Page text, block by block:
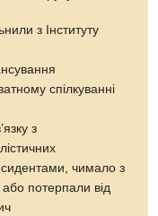
з Інституту
спілкуванні
з
чимало з
потерпали від